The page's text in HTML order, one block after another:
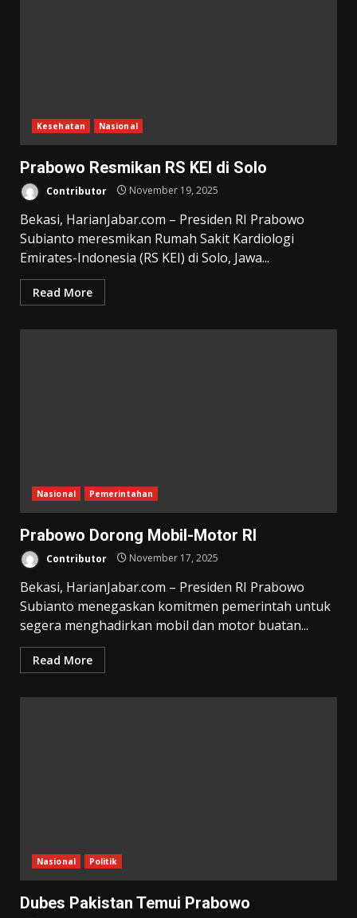
Kesehatan Nasional
Prabowo Resmikan RS KEI di Solo
Contributor November 19, 2025
Bekasi, HarianJabar.com – Presiden RI Prabowo
Subianto meresmikan Rumah Sakit Kardiologi
Emirates-Indonesia (RS KEI) di Solo, Jawa...
Read More
Nasional Pemerintahan
Prabowo Dorong Mobil-Motor RI
Contributor November 17, 2025
Bekasi, HarianJabar.com – Presiden RI Prabowo
Subianto menegaskan komitmen pemerintah untuk
segera menghadirkan mobil dan motor buatan...
Read More
Nasional Politik
Dubes Pakistan Temui Prabowo